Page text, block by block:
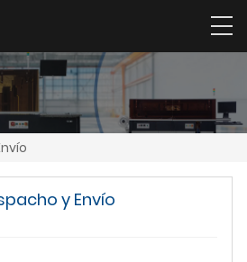
y Envío